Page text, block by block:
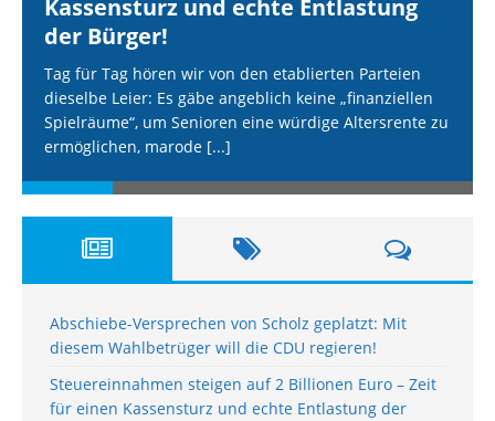
Kassensturz und echte Entlastung
der Bürger!
Tag für Tag hören wir von den etablierten Parteien
dieselbe Leier: Es gäbe angeblich keine „finanziellen
Spielräume“, um Senioren eine würdige Altersrente zu
ermöglichen, marode [...]
Abschiebe-Versprechen von Scholz geplatzt: Mit
diesem Wahlbetrüger will die CDU regieren!
Steuereinnahmen steigen auf 2 Billionen Euro – Zeit
für einen Kassensturz und echte Entlastung der